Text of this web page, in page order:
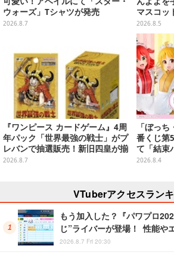
ウォーズ」Tシャツが発売
2026.8.7
マスコッ
中旬より
2026.8.5
『ワンピース カードゲーム』4周
年パック「世界最強の戦士」がプ
レバンで抽選販売！新旧四皇が揃
い踏み、刃牙作者が描く「カイド
2026.8.7
「ぼっ
番くじ第
て「結束
井きくり
2026.8.4
VTuberアクセスラン
もう加入した？『パワプロ
じ”ライバーが登場！ 性能や
2026.8.7 Fri 20:30